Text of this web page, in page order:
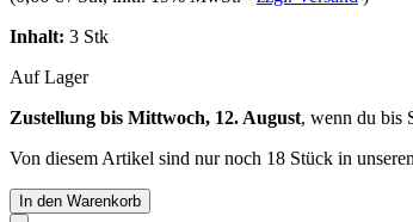
Inhalt: 3 Stk
Auf Lager
Zustellung bis Mittwoch, 12. August, wenn du bis
Von diesem Artikel sind nur noch 18 Stück in
In den Warenkorb